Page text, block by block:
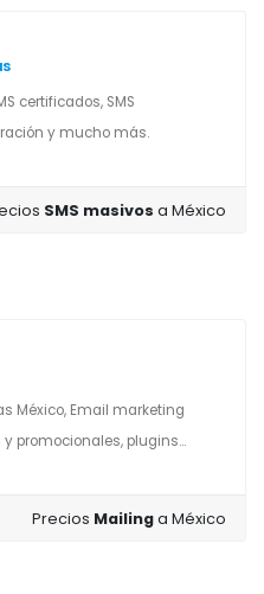
certificados, SMS
y mucho más.
SMS masivosa México
México, Email marketing
promocionales, plugins...
Precios Mailinga México